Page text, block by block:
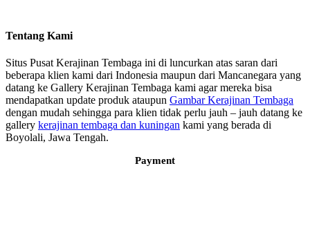
Tentang Kami
Situs Pusat Kerajinan Tembaga ini di luncurkan atas saran dari
beberapa klien kami dari Indonesia maupun dari Mancanegara yang
datang ke Gallery Kerajinan Tembaga kami agar mereka bisa
mendapatkan update produk ataupun Gambar Kerajinan Tembaga
dengan mudah sehingga para klien tidak perlu jauh – jauh datang ke
gallery kerajinan tembaga dan kuningan kami yang berada di
Boyolali, Jawa Tengah.
Payment